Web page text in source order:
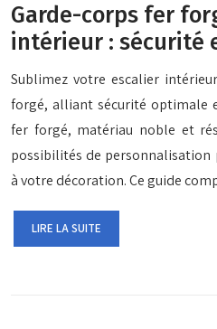
Garde-corps fer
intérieur : sécurité
Sublimez votre escalier
forgé, alliant sécurité optimale
fer forgé, matériau noble et
possibilités de
à votre décoration. Ce guide
LIRE LA SUITE